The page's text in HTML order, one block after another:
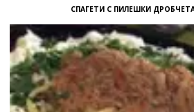
СПАГЕТИ С ПИЛЕШКИ